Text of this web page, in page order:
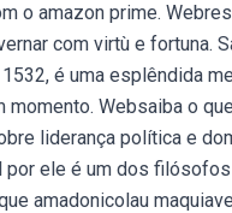
o amazon prime.
com virtù e fortuna.
é uma esplêndida
Websaiba o
liderança política e
por ele é um dos
amadonicolau